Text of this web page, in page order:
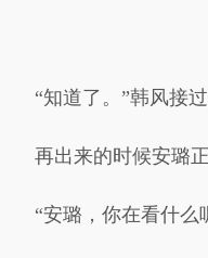
“知道了。”韩风接
再出来的时候安璐
“安璐，你在看什么